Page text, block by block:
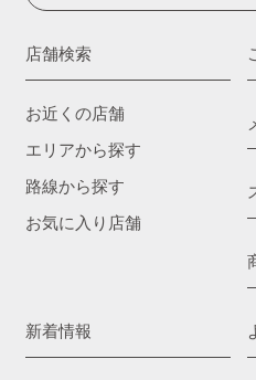
店舗検索
お近くの店舗
エリアから探す
路線から探す
お気に入り店舗
新着情報